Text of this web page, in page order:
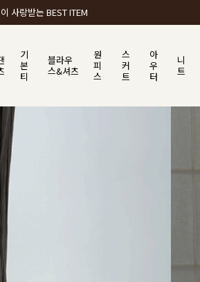
사랑받는 BEST ITEM
기
본
티
블라우
스&셔츠
원
피
스
스
커
트
아
우
터
니
트